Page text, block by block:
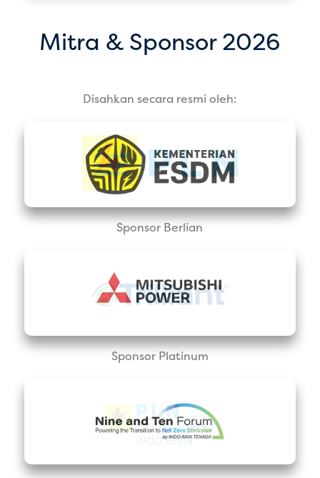
Mitra & Sponsor 2026
Disahkan secara resmi oleh:
Sponsor Berlian
Sponsor Platinum